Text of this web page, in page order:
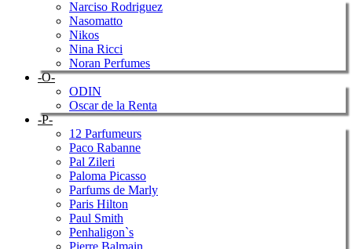
Narciso Rodriguez
Nasomatto
Nikos
Nina Ricci
Noran Perfumes
-O-
ODIN
Oscar de la Renta
-P-
12 Parfumeurs
Paco Rabanne
Pal Zileri
Paloma Picasso
Parfums de Marly
Paris Hilton
Paul Smith
Penhaligon`s
Pierre Balmain